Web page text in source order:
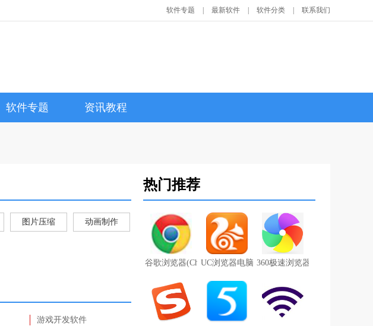
软件专题 最新软件 软件分类 联系我们
软件专题 资讯教程
图片压缩 动画制作
游戏开发软件
热门推荐
谷歌浏览器(Chrome浏览器)中文绿色版 v85.0.4183.121
UC浏览器电脑版 v6.2.4098.3
360极速浏览器官方版